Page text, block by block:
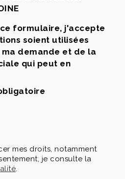
formulaire, j'accepte
soient utilisées
demande et de la
qui peut en
mes droits, notamment
je consulte la
.